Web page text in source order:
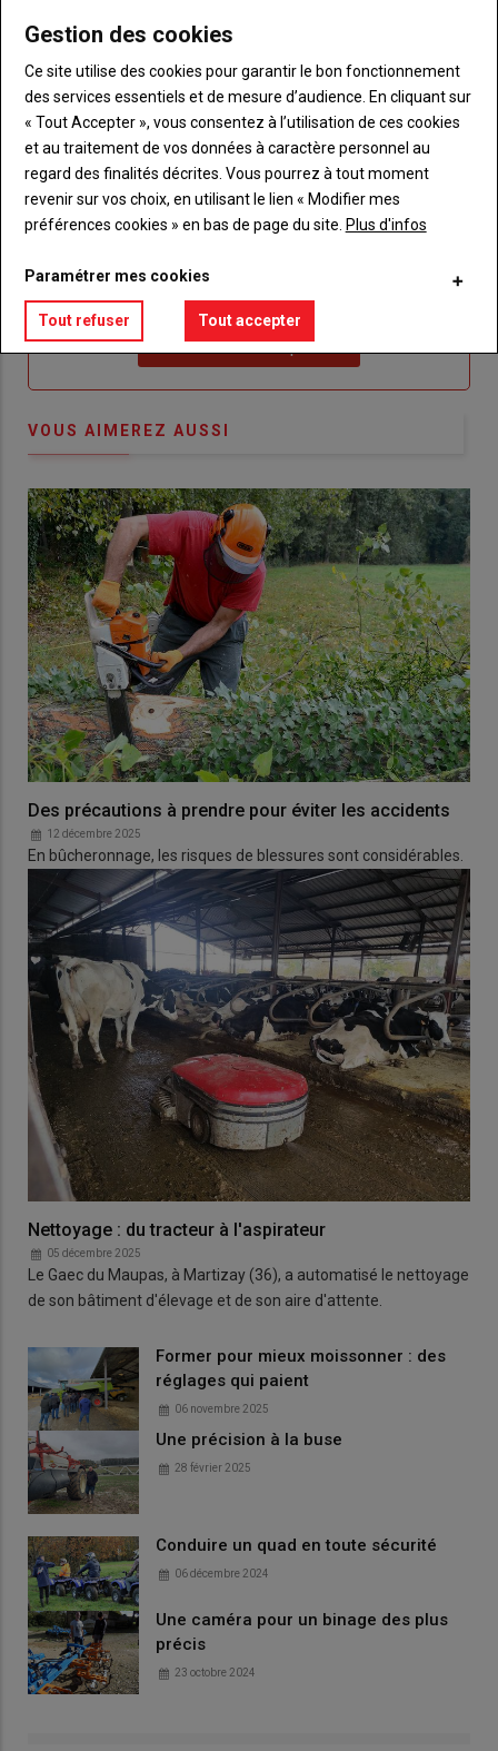
un
"Réinitialiser
"Je
me
connecte"
Je me connecte
Sous-
titre
Vous n'êtes pas abonné(e)
TITRE CRÉEZ UN COMPTE
BodyChoisissez votre formule et créez votre
Lien Créez un compte
VOUS AIMEREZ AUSSI
Des précautions à prendre pour éviter les accidents
12 décembre 2025
En bûcheronnage, les risques de blessures sont considérables.
Nettoyage : du tracteur à l'aspirateur
05 décembre 2025
Le Gaec du Maupas, à Martizay (36), a automatisé le nettoyage
de son bâtiment d'élevage et de son aire d'attente.
Former pour mieux moissonner : des
réglages qui paient
06 novembre 2025
Une précision à la buse
28 février 2025
Conduire un quad en toute sécurité
06 décembre 2024
Une caméra pour un binage des plus
précis
23 octobre 2024
Gestion des cookies
Ce site utilise des cookies pour garantir le bon fonctionnement
des services essentiels et de mesure d’audience. En cliquant sur
« Tout Accepter », vous consentez à l’utilisation de ces cookies
et au traitement de vos données à caractère personnel au
regard des finalités décrites. Vous pourrez à tout moment
revenir sur vos choix, en utilisant le lien « Modifier mes
préférences cookies » en bas de page du site. Plus d'infos
Paramétrer mes cookies
Tout refuser Tout accepter